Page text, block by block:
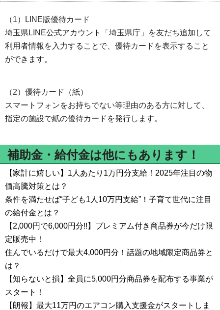
（1）LINE版優待カード
埼玉県LINE公式アカウント「埼玉県庁」を友だち追加して
利用者情報を入力することで、優待カードを表示すること
ができます。
（2）優待カード（紙）
スマートフォンをお持ちでない等理由のある方に対して、
指定の施設で紙の優待カードを発行します。
補助金・給付金は他にもあります！
【家計に嬉しい】1人あたり1万円分支給！2025年注目の物
価高騰対策とは？
条件を満たせば“子ども1人10万円支給”！子育て世代に注目
の給付金とは？
【2,000円で6,000円分!!】プレミアム付き商品券が今だけ限
定販売中！
住んでいるだけで最大4,000円分！話題の地域限定商品券と
は？
【知らないと損】全員に5,000円分商品券を配布する事業が
スタート！
【朗報】最大11万円のエアコン購入支援金がスタートしま